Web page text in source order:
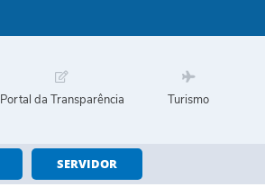
Portal da Transparência Turismo
SERVIDOR